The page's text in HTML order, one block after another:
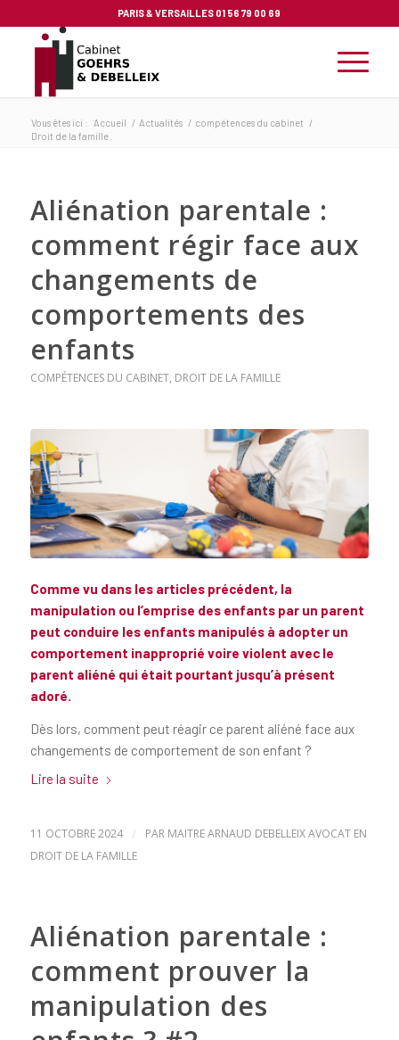
PARIS & VERSAILLES 01 56 79 00 69
Vous êtes ici : Accueil / Actualités / compétences du cabinet
/
Droit de la famille
Aliénation parentale :
comment régir face aux
changements de
comportements des
enfants
COMPÉTENCES DU CABINET, DROIT DE LA FAMILLE
Comme vu dans les articles précédent, la
manipulation ou l’emprise des enfants par un parent
peut conduire les enfants manipulés à adopter un
comportement inapproprié voire violent avec le
parent aliéné qui était pourtant jusqu’à présent
adoré.
Dès lors, comment peut réagir ce parent aliéné face aux
changements de comportement de son enfant ?
Lire la suite
11 OCTOBRE 2024 / PAR MAITRE ARNAUD DEBELLEIX AVOCAT EN
DROIT DE LA FAMILLE
Aliénation parentale :
comment prouver la
manipulation des